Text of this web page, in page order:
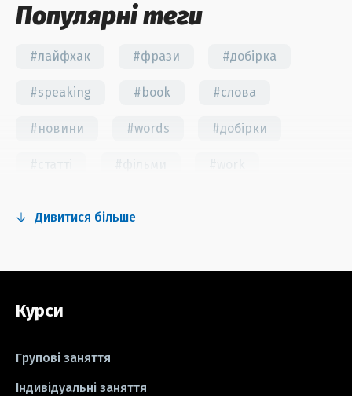
Популярні теги
#лайфхак #фрази #добірка
#speaking #book #слова
#новини #words #добірки
#grammar #writing #вправи
#пісні
#школа #ігри
Дивитися більше
Курси
Групові заняття
Індивідуальні заняття